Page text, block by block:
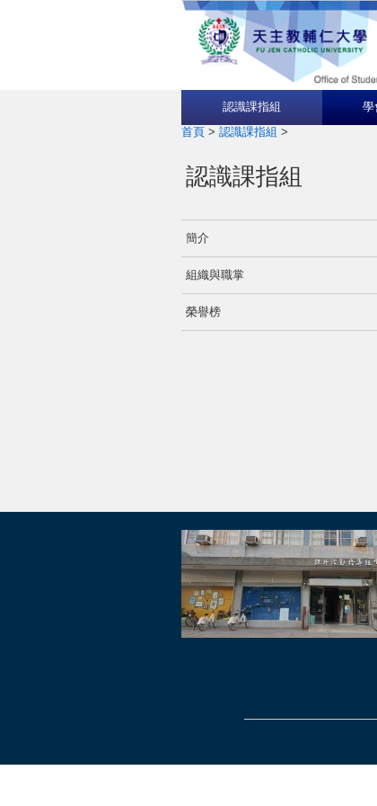
認識課指組 學
首頁 > 認識課指組 >
認識課指組
簡介
組織與職掌
榮譽榜